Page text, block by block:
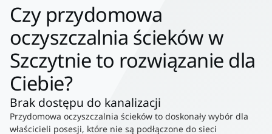
Czy przydomowa
oczyszczalnia ścieków w
Szczytnie to rozwiązanie dla
Ciebie?
Brak dostępu do kanalizacji
Przydomowa oczyszczalnia ścieków to doskonały wybór dla
właścicieli posesji, które nie są podłączone do sieci